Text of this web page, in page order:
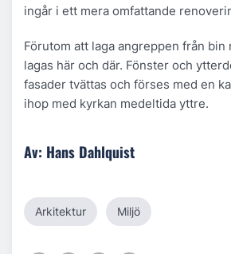
ingår i ett mera omfattande
Förutom att laga angreppen från bin
lagas här och där. Fönster och
fasader tvättas och förses med en
ihop med kyrkan medeltida yttre.
Av: Hans Dahlquist
Arkitektur Miljö